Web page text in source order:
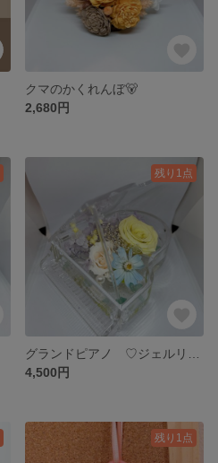
クマのかくれんぼ🐻
2,680円
残り1点
4,500円
残り1点